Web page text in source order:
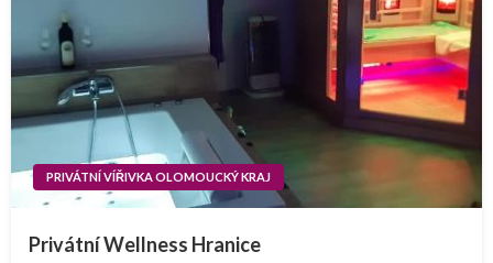
PRIVÁTNÍ VÍŘIVKA OLOMOUCKÝ KRAJ
Privátní Wellness Hranice